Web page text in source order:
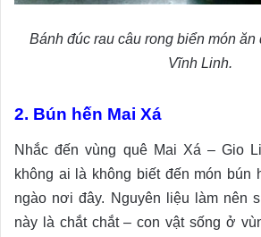
Bánh đúc rau câu rong biển món
Vĩnh Linh.
2. Bún hến Mai Xá
Nhắc đến vùng quê Mai Xá – Gio
không ai là không biết đến món bún
ngào nơi đây. Nguyên liệu làm nên
này là chắt chắt – con vật sống ở